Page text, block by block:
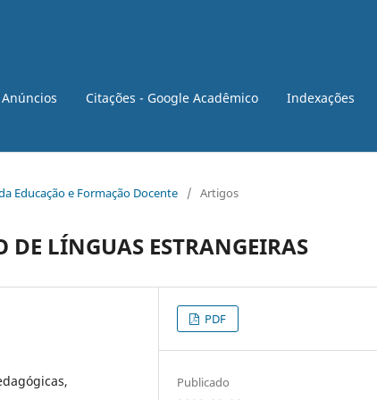
Anúncios Citações - Google Acadêmico Indexações
Educação e Formação Docente / Artigos
LÍNGUAS ESTRANGEIRAS
PDF
Publicado